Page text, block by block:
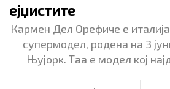
ејџистите
Кармен Дел Орефиче е
супермодел, родена на 3
Њујорк. Таа е модел кој